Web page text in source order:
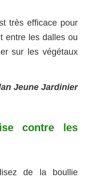
très efficace pour
entre les dalles ou
sur les végétaux
Jeune Jardinier
contre les
de la boullie